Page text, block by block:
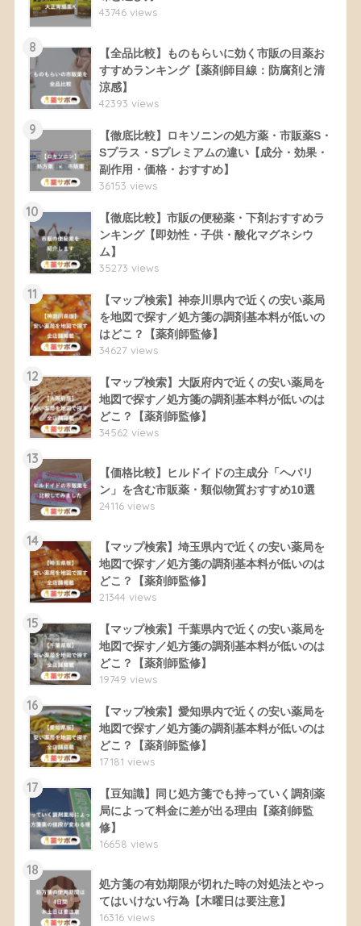
43746 views
8
【全品比較】ものもらいに効く市販の目薬お
すすめランキング【薬剤師目線：防腐剤と清
涼感】
42393 views
9
【徹底比較】ロキソニンの処方薬・市販薬S・
Sプラス・Sプレミアムの違い【成分・効果・
副作用・価格・おすすめ】
36153 views
10
【徹底比較】市販の便秘薬・下剤おすすめラ
ンキング【即効性・子供・酸化マグネシウ
ム】
35273 views
11
【マップ検索】神奈川県内で近くの安い薬局
を地図で探す／処方箋の調剤基本料が低いの
はどこ？【薬剤師監修】
34627 views
12
【マップ検索】大阪府内で近くの安い薬局を
地図で探す／処方箋の調剤基本料が低いのは
どこ？【薬剤師監修】
34562 views
13
【価格比較】ヒルドイドの主成分「ヘパリ
ン」を含む市販薬・類似物質おすすめ10選
24116 views
14
【マップ検索】埼玉県内で近くの安い薬局を
地図で探す／処方箋の調剤基本料が低いのは
どこ？【薬剤師監修】
21344 views
15
【マップ検索】千葉県内で近くの安い薬局を
地図で探す／処方箋の調剤基本料が低いのは
どこ？【薬剤師監修】
19749 views
16
【マップ検索】愛知県内で近くの安い薬局を
地図で探す／処方箋の調剤基本料が低いのは
どこ？【薬剤師監修】
17181 views
17
【豆知識】同じ処方箋でも持っていく調剤薬
局によって料金に差が出る理由【薬剤師監
修】
16658 views
18
処方箋の有効期限が切れた時の対処法とやっ
てはいけない行為【木曜日は要注意】
16316 views